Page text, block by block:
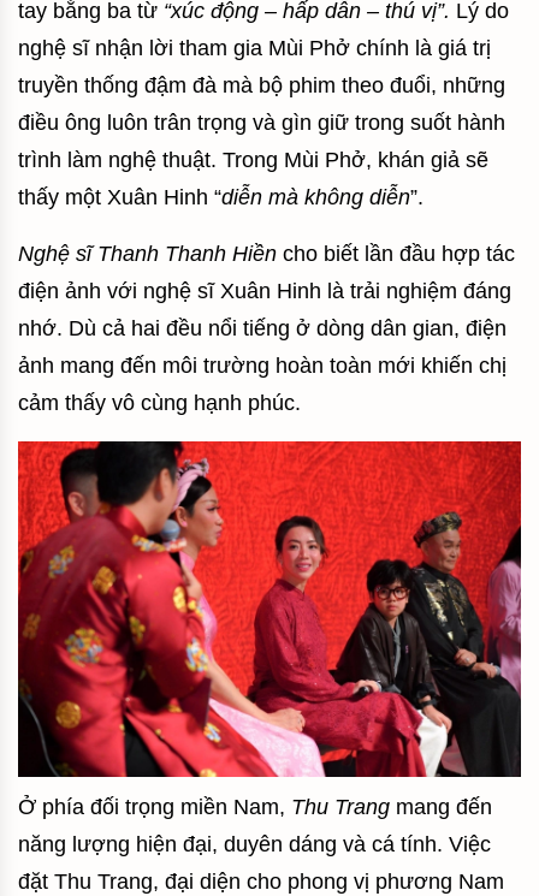
tay bằng ba từ “xúc động – hấp dẫn – thú vị”. Lý do
nghệ sĩ nhận lời tham gia Mùi Phở chính là giá trị
truyền thống đậm đà mà bộ phim theo đuổi, những
điều ông luôn trân trọng và gìn giữ trong suốt hành
trình làm nghệ thuật. Trong Mùi Phở, khán giả sẽ
thấy một Xuân Hinh “diễn mà không diễn”.
Nghệ sĩ Thanh Thanh Hiền cho biết lần đầu hợp tác
điện ảnh với nghệ sĩ Xuân Hinh là trải nghiệm đáng
nhớ. Dù cả hai đều nổi tiếng ở dòng dân gian, điện
ảnh mang đến môi trường hoàn toàn mới khiến chị
cảm thấy vô cùng hạnh phúc.
Ở phía đối trọng miền Nam, Thu Trang mang đến
năng lượng hiện đại, duyên dáng và cá tính. Việc
đặt Thu Trang, đại diện cho phong vị phương Nam